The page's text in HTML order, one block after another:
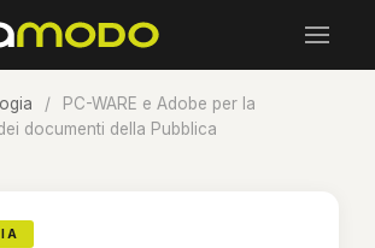
/
PC-WARE e Adobe per la
documenti della Pubblica